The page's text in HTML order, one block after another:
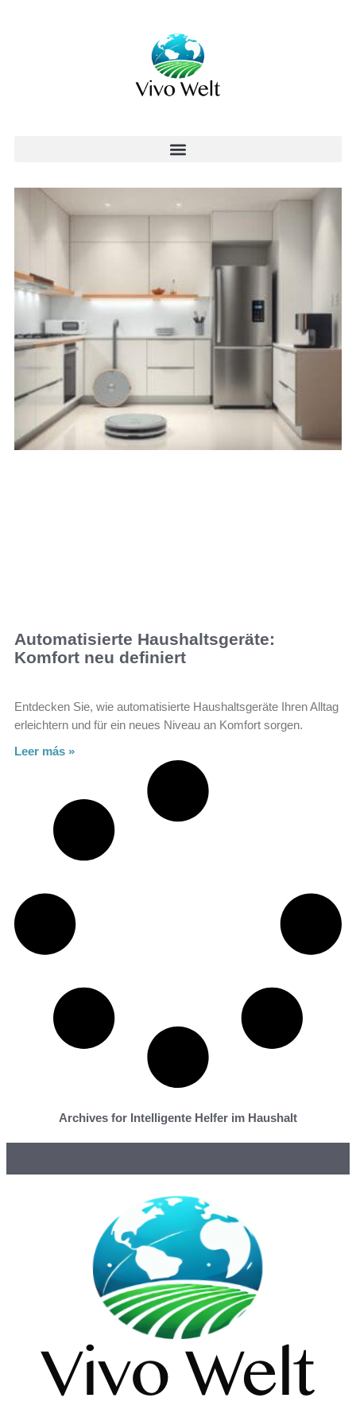
Automatisierte Haushaltsgeräte:
Komfort neu definiert
Entdecken Sie, wie automatisierte Haushaltsgeräte Ihren Alltag
erleichtern und für ein neues Niveau an Komfort sorgen.
Leer más »
Archives for Intelligente Helfer im Haushalt